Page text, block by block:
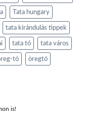
Tata hungary
tata kirándulás tippek
tata tó tata város
tó öregtó
is!